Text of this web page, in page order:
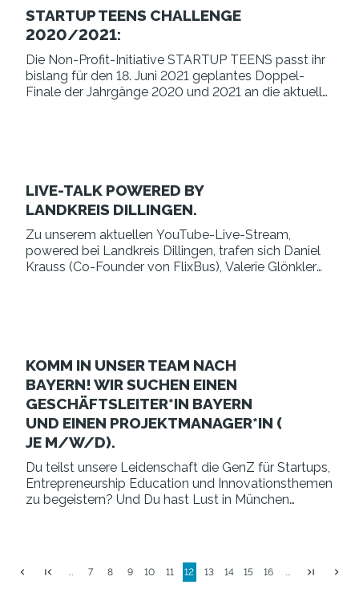
STARTUP TEENS CHALLENGE
2020/2021:
Die Non-Profit-Initiative STARTUP TEENS passt ihr
bislang für den 18. Juni 2021 geplantes Doppel-
Finale der Jahrgänge 2020 und 2021 an die aktuelle
LIVE-TALK POWERED BY
LANDKREIS DILLINGEN.
Zu unserem aktuellen YouTube-Live-Stream,
powered bei Landkreis Dillingen, trafen sich Daniel
Krauss (Co-Founder von FlixBus), Valerie Glönkler
KOMM IN UNSER TEAM NACH
BAYERN! WIR SUCHEN EINEN
GESCHÄFTSLEITER*IN BAYERN
UND EINEN PROJEKTMANAGER*IN (
JE M/W/D).
Du teilst unsere Leidenschaft die GenZ für Startups,
Entrepreneurship Education und Innovationsthemen
zu begeistern? Und Du hast Lust in München
… 7 8 9 10 11 12 13 14 15 16 …